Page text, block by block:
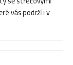
vás podrží i v